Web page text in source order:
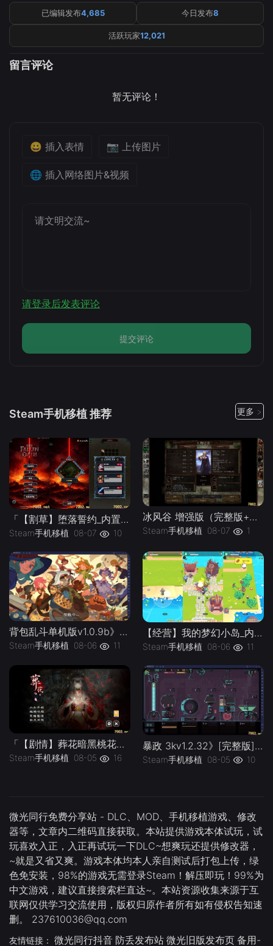
已编辑发布4,685 今日发布8
活跃玩家12,021
留言评论
暂无评论！
😀 插入表情 📷 上传图片
🌐 插入网络图片&视频
请登录后发表评论
提交评论
Steam手机移植 推荐 更多 >
「【割草】堕落誓约_内置作弊菜单」-手机移植版下载-.均亲测可玩
Steam手机移植 08-07 10
冰风谷 增强版（完整版+菜单版）Steam移植 特别好评的龙与地下城规则奇幻角色扮演游戏！
Steam手机移植 08-07 1
背包乱斗单机版v1.0.9b》[完整版]Steam移植
Steam手机移植 08-06 11
【经营】我的梦幻小岛_内置作弊菜单」-手机移植版下载-.均亲测可玩
Steam手机移植 08-06 11
「【剧情】葬花暗黑桃花源v2.3_解锁完整版」-手机移植版下载-.均亲测可玩
Steam手机移植 08-05 16
暴政 3kv1.2.32》[完整版]Steam移植
Steam手机移植 08-05 10
微光同行免费分享站 - DLC、MOD、手机移植游戏、修改
器等，文章内二维码直接获取。本站提供游戏本体试玩，试
玩喜欢入正，入正再试玩一下DLC~想爽玩还提供修改器，
~就是又省又爽。游戏本体均本人亲自测试后打包上传，绿
色免安装，98%的游戏无需登录Steam！解压即玩！99%为
中文游戏，建议直接搜索栏直达~。本站资源收集来源于互
联网仅供学习交流使用，版权归原作者所有如有侵权告知速
删。 237610036@qq.com
友情链接： 微光同行抖音 防丢发布站 微光旧版发布页 备用-